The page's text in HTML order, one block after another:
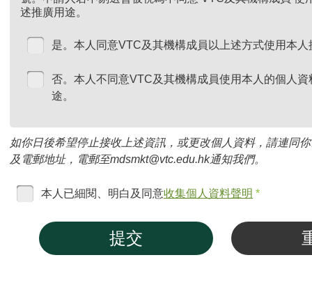
述推廣用途。
是。本人同意VTC及其機構成員以上述方式使用本
否。本人不同意VTC及其機構成員使用本人的個人
途。
如你日後希望停止接收上述資訊，或更改個人資料，請連同
及電郵地址，電郵至mdsmkt@vtc.edu.hk通知我們。
本人已細閱、明白及同意收集個人資料聲明 *
提交